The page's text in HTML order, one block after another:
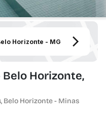
Horizonte - MG
Horizonte,
Belo Horizonte - Minas